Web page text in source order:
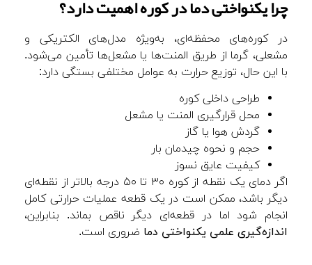
چرا یکنواختی دما در کوره اهمیت دارد؟
در کوره‌های محفظه‌ای، به‌ویژه مدل‌های الکتریکی و
مشعلی، گرما از طریق المنت‌ها یا مشعل‌ها تأمین می‌شود.
با این حال، توزیع حرارت به عوامل مختلفی بستگی دارد:
طراحی داخلی کوره
محل قرارگیری المنت یا مشعل
گردش هوا یا گاز
حجم و نحوه چیدمان بار
کیفیت عایق نسوز
اگر دمای یک نقطه از کوره ۳۰ تا ۵۰ درجه بالاتر از نقطه‌ای
دیگر باشد، ممکن است در یک قطعه عملیات حرارتی کامل
انجام شود اما در قطعه‌ای دیگر ناقص بماند. بنابراین،
اندازه‌گیری علمی یکنواختی دما ضروری است.